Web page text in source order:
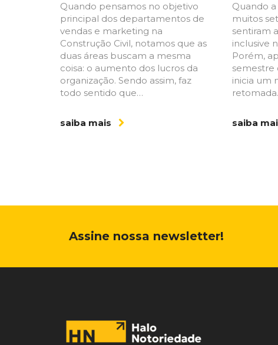
Quando pensamos no objetivo
principal dos departamentos de
vendas e marketing na
Construção Civil, notamos que as
duas áreas buscam a mesma
coisa: o aumento dos lucros da
organização. Sendo assim, faz
todo sentido que…
saiba mais
Quando
muitos
sentiram
inclusive
Porém,
semestre
inicia um
saiba
Assine nossa newsletter!